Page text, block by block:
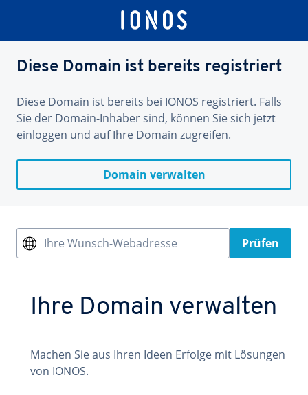
Diese Domain ist bereits registriert
Diese Domain ist bereits bei IONOS registriert. Falls
Sie der Domain-Inhaber sind, können Sie sich jetzt
einloggen und auf Ihre Domain zugreifen.
Domain verwalten
Ihre Wunsch-Webadresse Prüfen
Ihre Domain verwalten
Machen Sie aus Ihren Ideen Erfolge mit Lösungen
von IONOS.